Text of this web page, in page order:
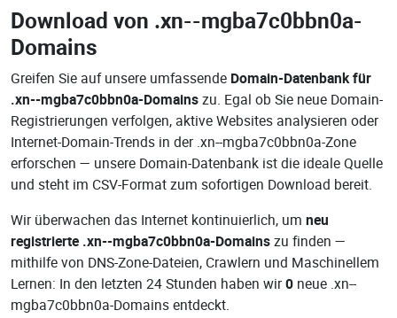
Download von .xn--mgba7c0bbn0a-
Domains
Greifen Sie auf unsere umfassende Domain-Datenbank für
.xn--mgba7c0bbn0a-Domainszu. Egal ob Sie neue Domain-
Registrierungen verfolgen, aktive Websites analysieren oder
Internet-Domain-Trends in der .xn--mgba7c0bbn0a-Zone
erforschen — unsere Domain-Datenbank ist die ideale Quelle
und steht im CSV-Format zum sofortigen Download bereit.
Wir überwachen das Internet kontinuierlich, um neu
registrierte .xn--mgba7c0bbn0a-Domainszu finden —
mithilfe von DNS-Zone-Dateien, Crawlern und Maschinellem
Lernen: In den letzten 24 Stunden haben wir0 neue .xn--
mgba7c0bbn0a-Domains entdeckt.